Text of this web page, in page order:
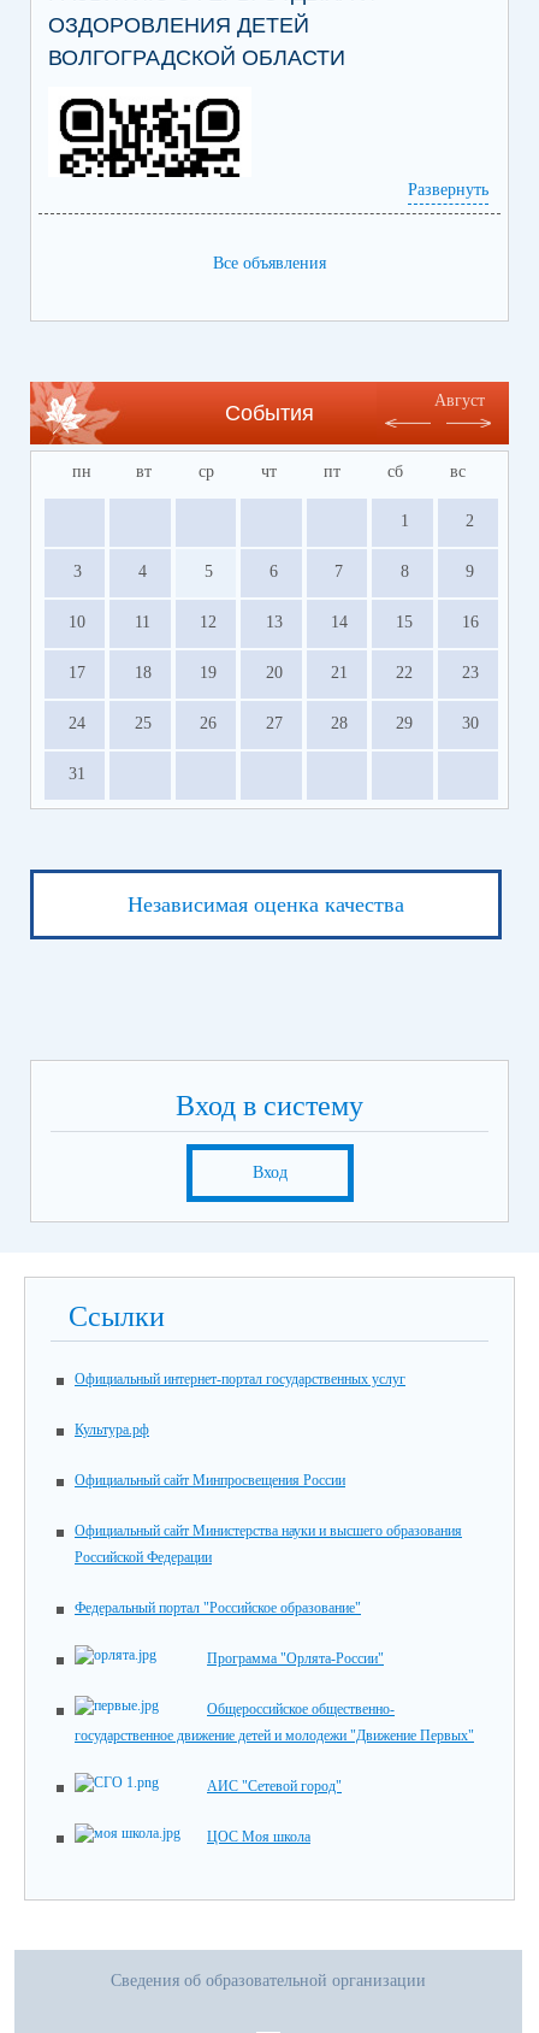
ОЗДОРОВЛЕНИЯ ДЕТЕЙ
ВОЛГОГРАДСКОЙ ОБЛАСТИ
содействия развитию сферы отдыха и
https://centrleto.ru
Развернуть
Все объявления
События
Август
пн вт ср чт пт сб вс
1 2
3 4 5 6 7 8 9
10 11 12 13 14 15 16
17 18 19 20 21 22 23
24 25 26 27 28 29 30
31
Независимая оценка качества
Вход в систему
Вход
Ссылки
Официальный интернет-портал государственных услуг
Культура.рф
Официальный сайт Минпросвещения России
Официальный сайт Министерства науки и высшего образования
Российской Федерации
Федеральный портал "Российское образование"
Программа "Орлята-России"
Общероссийское общественно-
государственное движение детей и молодежи "Движение Первых"
АИС "Сетевой город"
ЦОС Моя школа
Сведения об образовательной организации